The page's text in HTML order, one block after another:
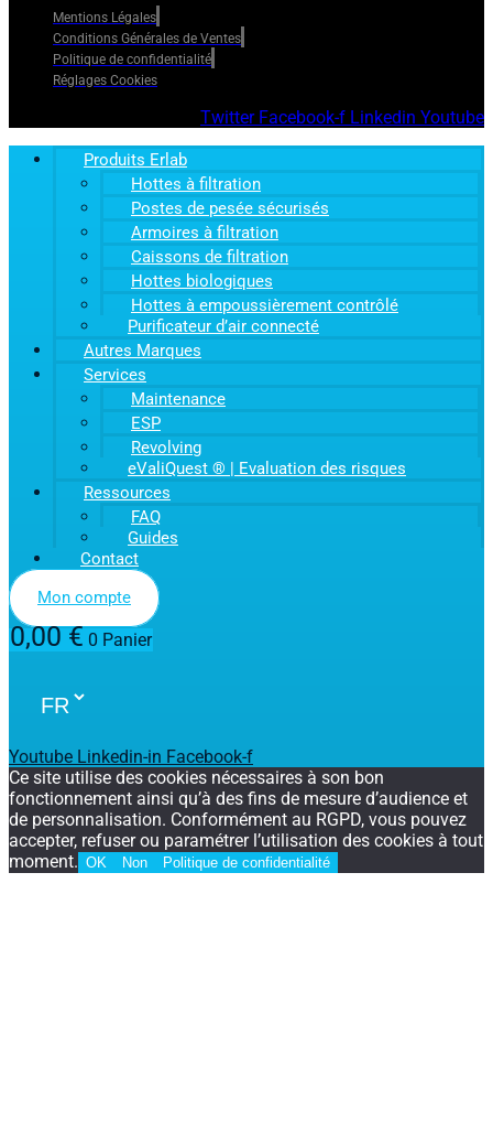
Mentions Légales
Conditions Générales de Ventes
Politique de confidentialité
Réglages Cookies
Twitter Facebook-f Linkedin Youtube
Produits Erlab
Hottes à filtration
Postes de pesée sécurisés
Armoires à filtration
Caissons de filtration
Hottes biologiques
Hottes à empoussièrement contrôlé
Purificateur d’air connecté
Autres Marques
Services
Maintenance
ESP
Revolving
eValiQuest ® | Evaluation des risques
Ressources
FAQ
Guides
Contact
Mon compte
0,00€ 0 Panier
Youtube Linkedin-in Facebook-f
Ce site utilise des cookies nécessaires à son bon
fonctionnement ainsi qu’à des fins de mesure d’audience et
de personnalisation. Conformément au RGPD, vous pouvez
accepter, refuser ou paramétrer l’utilisation des cookies à tout
moment. OK Non Politique de confidentialité